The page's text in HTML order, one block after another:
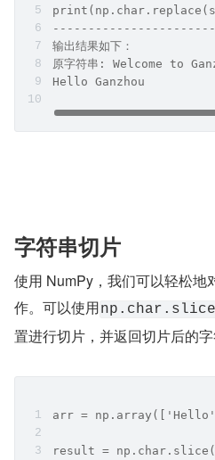
输出结果如下：
原字符串: Welcome to
Hello Ganzhou
字符串切片
使用 NumPy，我们可以轻松地
作。可以使用
置进行切片，并返回切片后的
arr =
result =